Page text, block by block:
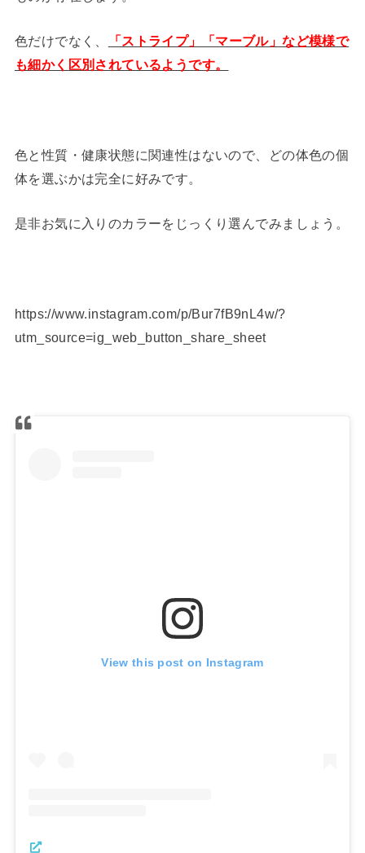
色だけでなく、
「ストライプ」「マーブル」など模様で
も細かく区別されているようです。
色と性質・健康状態に関連性はないので、どの体色の個
体を選ぶかは完全に好みです。
是非お気に入りのカラーをじっくり選んでみましょう。
https://www.instagram.com/p/Bur7fB9nL4w/?
utm_source=ig_web_button_share_sheet
View this post on Instagram